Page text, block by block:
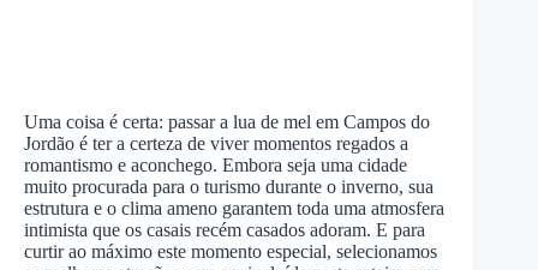
Uma coisa é certa: passar a lua de mel em Campos do
Jordão é ter a certeza de viver momentos regados a
romantismo e aconchego. Embora seja uma cidade
muito procurada para o turismo durante o inverno, sua
estrutura e o clima ameno garantem toda uma atmosfera
intimista que os casais recém casados adoram. E para
curtir ao máximo este momento especial, selecionamos